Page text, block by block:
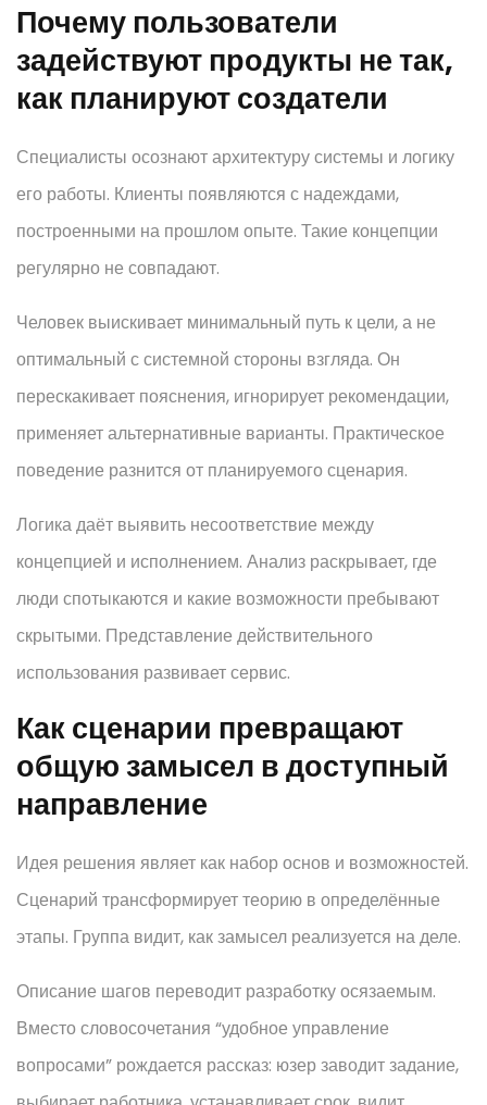
Почему пользователи
задействуют продукты не так,
как планируют создатели
Специалисты осознают архитектуру системы и логику
его работы. Клиенты появляются с надеждами,
построенными на прошлом опыте. Такие концепции
регулярно не совпадают.
Человек выискивает минимальный путь к цели, а не
оптимальный с системной стороны взгляда. Он
перескакивает пояснения, игнорирует рекомендации,
применяет альтернативные варианты. Практическое
поведение разнится от планируемого сценария.
Логика даёт выявить несоответствие между
концепцией и исполнением. Анализ раскрывает, где
люди спотыкаются и какие возможности пребывают
скрытыми. Представление действительного
использования развивает сервис.
Как сценарии превращают
общую замысел в доступный
направление
Идея решения являет как набор основ и возможностей.
Сценарий трансформирует теорию в определённые
этапы. Группа видит, как замысел реализуется на деле.
Описание шагов переводит разработку осязаемым.
Вместо словосочетания “удобное управление
вопросами” рождается рассказ: юзер заводит задание,